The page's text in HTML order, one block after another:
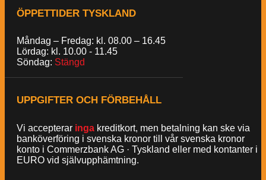
ÖPPETTIDER TYSKLAND
Måndag – Fredag: kl. 08.00 – 16.45
Lördag: kl. 10.00 - 11.45
Söndag: Stängd
UPPGIFTER OCH FÖRBEHÅLL
Vi accepterar inga kreditkort, men betalning kan ske via
banköverföring i svenska kronor till vår svenska kronor
konto i Commerzbank AG · Tyskland eller med kontanter i
EURO vid självupphämtning.